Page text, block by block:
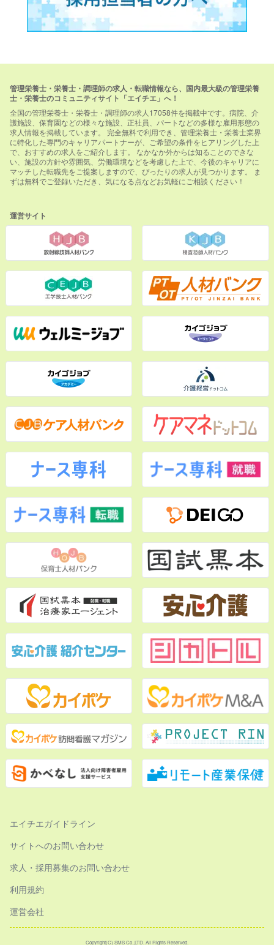
管理栄養士・栄養士・調理師の求人・転職情報なら、国内最大級の管理栄養
士・栄養士のコミュニティサイト「エイチエ」へ！
全国の管理栄養士・栄養士・調理師の求人17058件を掲載中です。病院、介
護施設、保育園などの様々な施設、正社員、パートなどの多様な雇用形態の
求人情報を掲載しています。 完全無料で利用でき、管理栄養士・栄養士業界
に特化した専門のキャリアパートナーが、ご希望の条件をヒアリングした上
で、おすすめの求人をご紹介します。 なかなか外からは知ることのできな
い、施設の方針や雰囲気、労働環境などを考慮した上で、今後のキャリアに
マッチした転職先をご提案しますので、ぴったりの求人が見つかります。 ま
ずは無料でご登録いただき、気になる点などお気軽にご相談ください！
運営サイト
エイチエガイドライン
サイトへのお問い合わせ
求人・採用募集のお問い合わせ
利用規約
運営会社
Copyright(C) SMS Co.,LTD. All Rights Reserved.